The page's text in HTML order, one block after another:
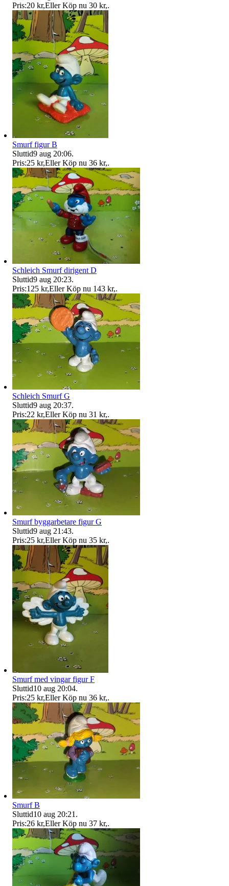
Pris:20 kr,Eller Köp nu 30 kr,.
Smurf figur B
Sluttid9 aug 20:06.
Pris:25 kr,Eller Köp nu 36 kr,.
Schleich Smurf dirigent D
Sluttid9 aug 20:23.
Pris:125 kr,Eller Köp nu 143 kr,.
Schleich Smurf G
Sluttid9 aug 20:37.
Pris:22 kr,Eller Köp nu 31 kr,.
Smurf byggarbetare figur G
Sluttid9 aug 21:43.
Pris:25 kr,Eller Köp nu 35 kr,.
Smurf med vingar figur F
Sluttid10 aug 20:04.
Pris:25 kr,Eller Köp nu 36 kr,.
Smurf B
Sluttid10 aug 20:21 .
Pris:26 kr,Eller Köp nu 37 kr,.